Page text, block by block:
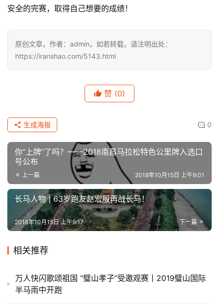
安全的完赛，取得自己想要的成绩！
原创文章，作者：admin，如若转载，请注明出处：
https://iranshao.com/5143.html
赞 (0)
0
生成海报
你“上牌”了吗？——2018南昌马拉松特色公里牌入选口
号公布
上一篇 2018年10月15日 上午9:01
长马人物 | 63岁跑友赵宏殷再战长马！
下一篇
2018年10月15日 上午9:17
相关推荐
万人快闪歌颂祖国 “璧山孝子”受邀观赛丨2019璧山国际
半马雨中开跑